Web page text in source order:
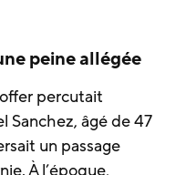
peine allégée
percutait
Sanchez, âgé de 47
un passage